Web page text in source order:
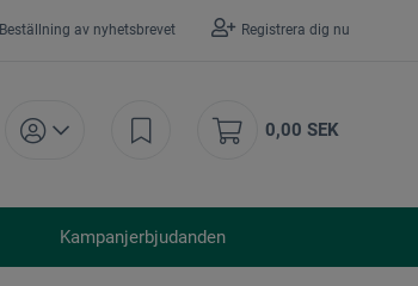
Beställning av nyhetsbrevet Registrera dig nu
0,00 SEK
Kampanjerbjudanden